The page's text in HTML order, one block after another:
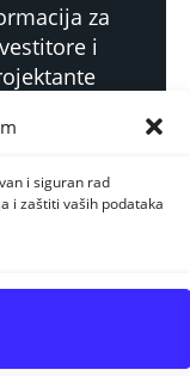
i siguran rad
i zaštiti vaših podataka
za
i
i planski